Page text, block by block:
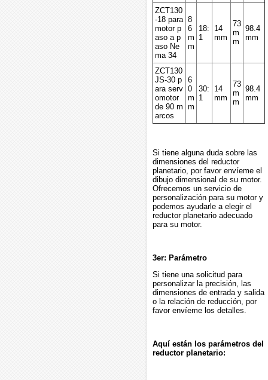
ZCT130
-18 para
motor p
aso a p
aso Ne
ma 34
8
6
m
m
18:
1
14
mm
73
m
m
98.4
mm
ZCT130
JS-30 p
ara serv
omotor
de 90 m
arcos
6
0
m
m
30:
1
14
mm
73
m
m
98.4
mm
Si tiene alguna duda sobre las
dimensiones del reductor
planetario, por favor envíeme el
dibujo dimensional de su motor.
Ofrecemos un servicio de
personalización para su motor y
podemos ayudarle a elegir el
reductor planetario adecuado
para su motor.
3er: Parámetro
Si tiene una solicitud para
personalizar la precisión, las
dimensiones de entrada y salida
o la relación de reducción, por
favor envíeme los detalles.
Aquí están los parámetros del
reductor planetario: